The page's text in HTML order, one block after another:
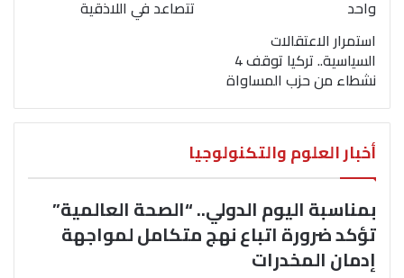
واحد
تتصاعد في اللاذقية
استمرار الاعتقالات
السياسية.. تركيا توقف 4
نشطاء من حزب المساواة
أخبار العلوم والتكنولوجيا
بمناسبة اليوم الدولي.. “الصحة العالمية”
تؤكد ضرورة اتباع نهج متكامل لمواجهة
إدمان المخدرات